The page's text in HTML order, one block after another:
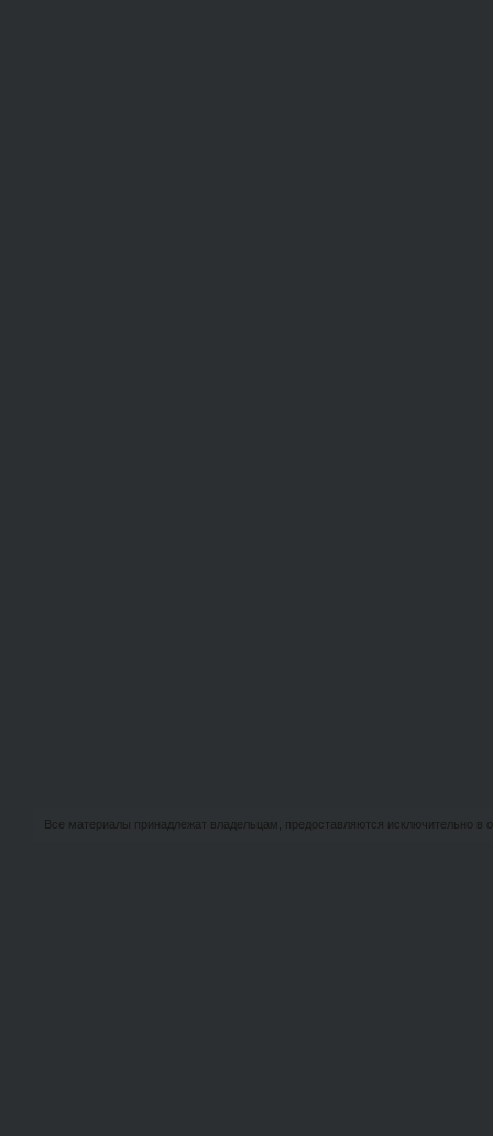
Все материалы принадлежат владельцам, предоставляются исключительно в